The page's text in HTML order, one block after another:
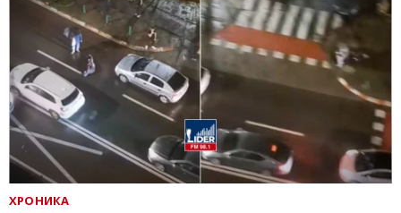
ХРОНИКА